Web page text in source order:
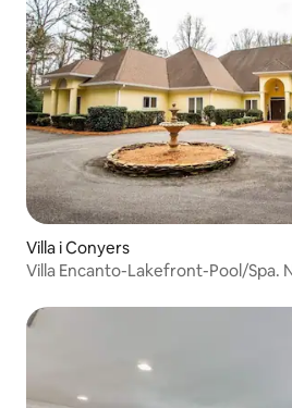
Villa i Conyers
Villa Encanto-Lakefront-Pool/Spa.